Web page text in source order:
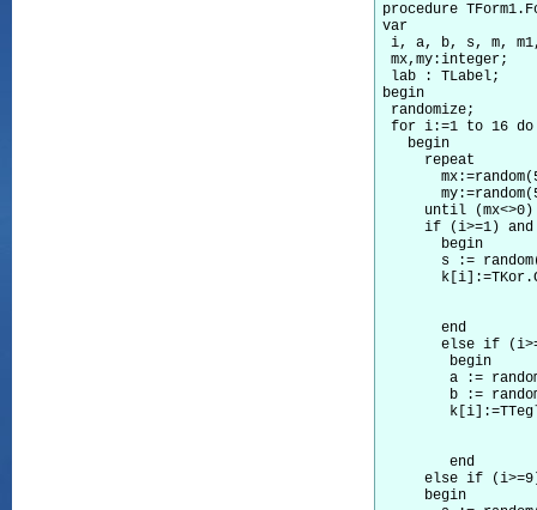
procedure
var
i, a, b, s, m,
mx,my:integer;
lab : TLabel;
begin
randomize;
for i:=1 to 16 do
   begin
     repeat
until
if (i>=1)
       begin
s :=
       end
else if
        begin
a :=
b :=
        end
else if
     begin